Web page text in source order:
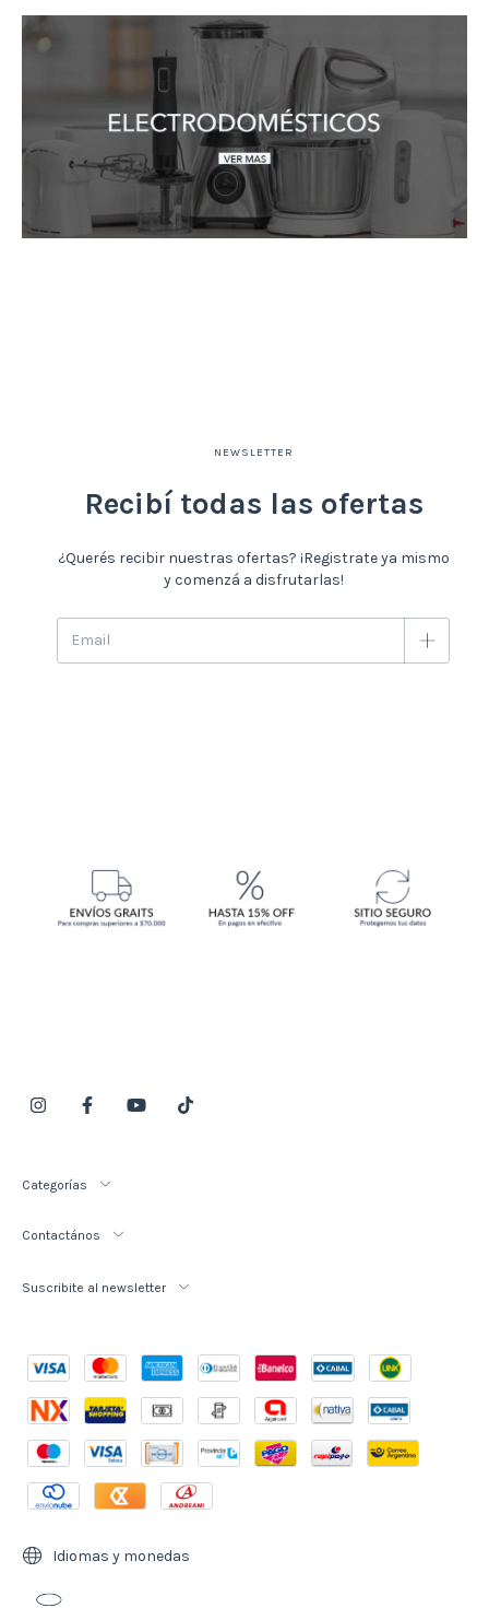
NEWSLETTER
Recibí todas las ofertas
¿Querés recibir nuestras ofertas? ¡Registrate ya mismo
y comenzá a disfrutarlas!
Categorías
Contactános
Suscribite al newsletter
Idiomas y monedas